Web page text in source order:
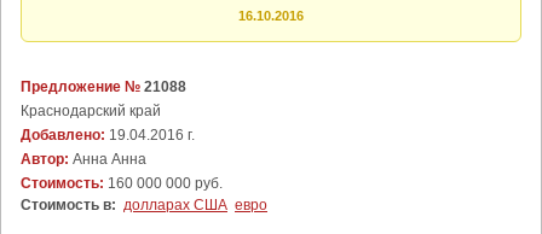
16.10.2016
Предложение № 21088
Краснодарский край
Добавлено: 19.04.2016 г.
Автор: Анна Анна
Стоимость: 160 000 000 руб.
Стоимость в: долларах США евро